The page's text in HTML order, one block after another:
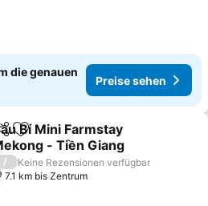
die genauen
Preise sehen
Zu Favoriten hinzufügen
Bí Mini Farmstay
- Tiền Giang
sehen
/
Keine Rezensionen verfügbar
7.1 km bis Zentrum